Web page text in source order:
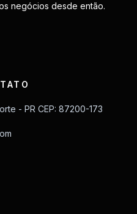
negócios desde então.
- PR CEP: 87200-173